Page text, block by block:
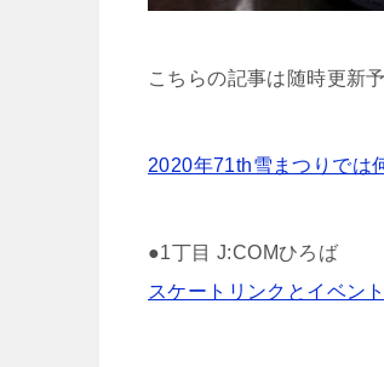
こちらの記事は随時更新
2020年71th雪まつりでは
●1丁目 J:COMひろば
スケートリンクとイベン